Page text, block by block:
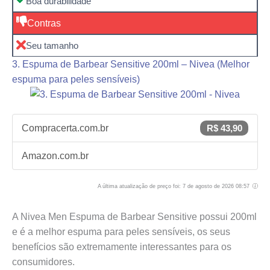
Contras
Seu tamanho
3. Espuma de Barbear Sensitive 200ml – Nivea (Melhor
espuma para peles sensíveis)
Compracerta.com.br R$ 43,90
Amazon.com.br
A última atualização de preço foi: 7 de agosto de 2026 08:57
A Nivea Men Espuma de Barbear Sensitive possui 200ml
e é a melhor espuma para peles sensíveis, os seus
benefícios são extremamente interessantes para os
consumidores.